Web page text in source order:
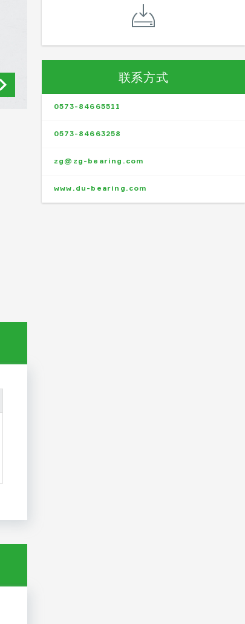
联系方式
0573-84665511
0573-84663258
zg@zg-bearing.com
www.du-bearing.com